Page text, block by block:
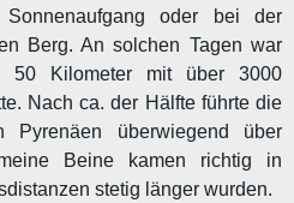
oder bei der
Berg. An solchen Tagen war
Kilometer mit über 3000
Nach ca. der Hälfte führte die
überwiegend über
Beine kamen richtig in
stetig länger wurden.